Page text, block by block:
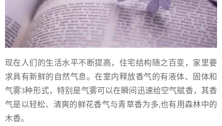
现在人们的生活水平不断提高，住宅结构随之百变，家里要
求具有新鲜的自然气息。在室内释放香气的有液体、固体和
气雾3种形式，特别是气雾可以在瞬间迅速给空气赋香，其香
气是以轻松、清爽的鲜花香气与青草香为多,也有用森林中的
木香。